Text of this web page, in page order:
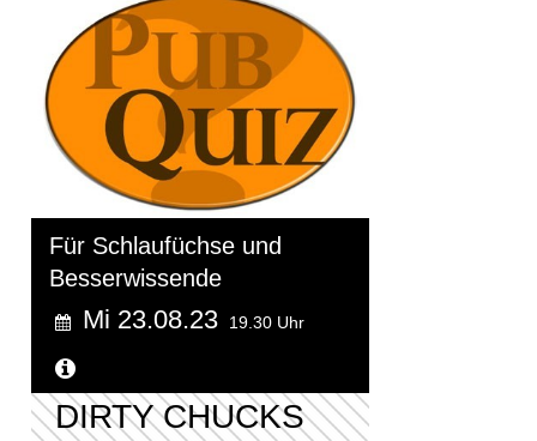
Für Schlaufüchse und
Besserwissende
Mi 23.08.23 19.30 Uhr
DIRTY CHUCKS